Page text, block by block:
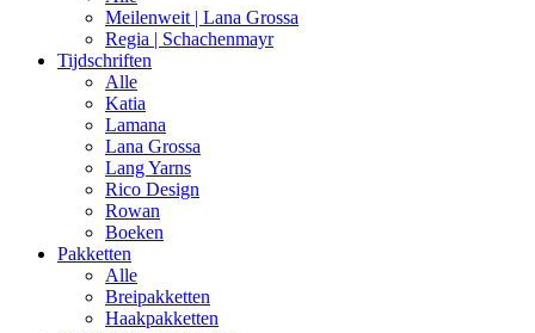
Meilenweit | Lana Grossa
Regia | Schachenmayr
Tijdschriften
Alle
Katia
Lamana
Lana Grossa
Lang Yarns
Rico Design
Rowan
Boeken
Pakketten
Alle
Breipakketten
Haakpakketten